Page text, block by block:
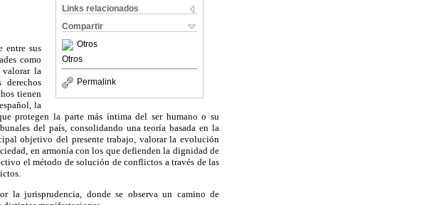
Links relacionados
Compartir
Otros
Otros
Permalink
entre sus
como
valorar la
tienen
la
protegen la parte más íntima del ser humano o su
del país, consolidando una teoría basada en la
objetivo del presente trabajo, valorar la evolución
en armonía con los que defienden la dignidad de
el método de solución de conflictos a través de las
la jurisprudencia, donde se observa un camino de